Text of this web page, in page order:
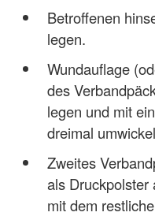
Betroffenen
legen.
Wundauflage
des
legen und mit
dreimal
Zweites
als Druckpolster
mit dem